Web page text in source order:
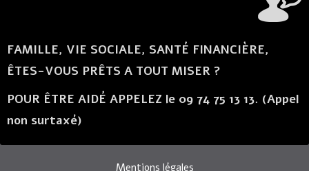
FAMILLE, VIE SOCIALE, SANTÉ FINANCIÈRE,
ÊTES-VOUS PRÊTS A TOUT MISER ?
POUR ÊTRE AIDÉ APPELEZ le 09 74 75 13 13. (Appel
non surtaxé)
Mentions légales